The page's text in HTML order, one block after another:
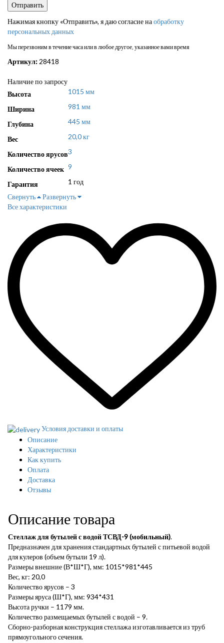
Нажимая кнопку «Отправить», я даю согласие наобработку
персональных данных
Мы перезвоним в течение часа или в любое другое, указанное вами время
Артикул: 28418
Наличие по запросу
Высота
1015 мм
Ширина 981 мм
Глубина 445 мм
Вес 20,0 кг
Количество ярусов3
Количество ячеек 9
Гарантия
1 год
Свернуть
Развернуть
Все характеристики
Условия доставки и оплаты
Описание
Характеристики
Как купить
Оплата
Доставка
Отзывы
Описание товара
Стеллаж для бутылей с водой ТСВД-9 (мобильный).
Предназначен для хранения стандартных бутылей с питьевой водой
для кулеров (объем бутыли 19 л).
Размеры внешние (В*Ш*Г), мм: 1015*981*445
Вес, кг: 20,0
Количество ярусов – 3
Размеры яруса (Ш*Г), мм: 934*431
Высота ручки – 1179 мм.
Количество размещаемых бутылей с водой – 9.
Сборно-разборная конструкция стеллажа изготавливается из труб
прямоугольного сечения.